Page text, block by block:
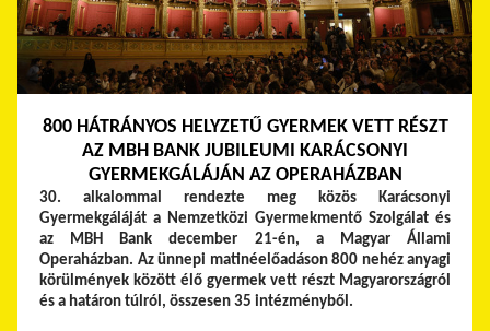
800 HÁTRÁNYOS HELYZETŰ GYERMEK VETT RÉSZT
AZ MBH BANK JUBILEUMI KARÁCSONYI
GYERMEKGÁLÁJÁN AZ OPERAHÁZBAN
30. alkalommal rendezte meg közös Karácsonyi
Gyermekgáláját a Nemzetközi Gyermekmentő Szolgálat és
az MBH Bank december 21-én, a Magyar Állami
Operaházban. Az ünnepi matinéelőadáson 800 nehéz anyagi
körülmények között élő gyermek vett részt Magyarországról
és a határon túlról, összesen 35 intézményből.